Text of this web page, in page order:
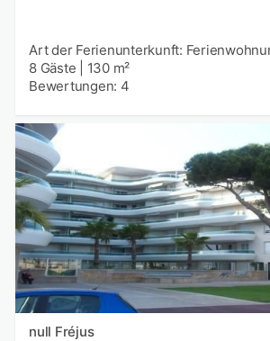
Art der Ferienunterkunft:
8 Gäste
130 m²
Bewertungen: 4
null Fréjus